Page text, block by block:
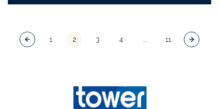
1 2 3 4 11